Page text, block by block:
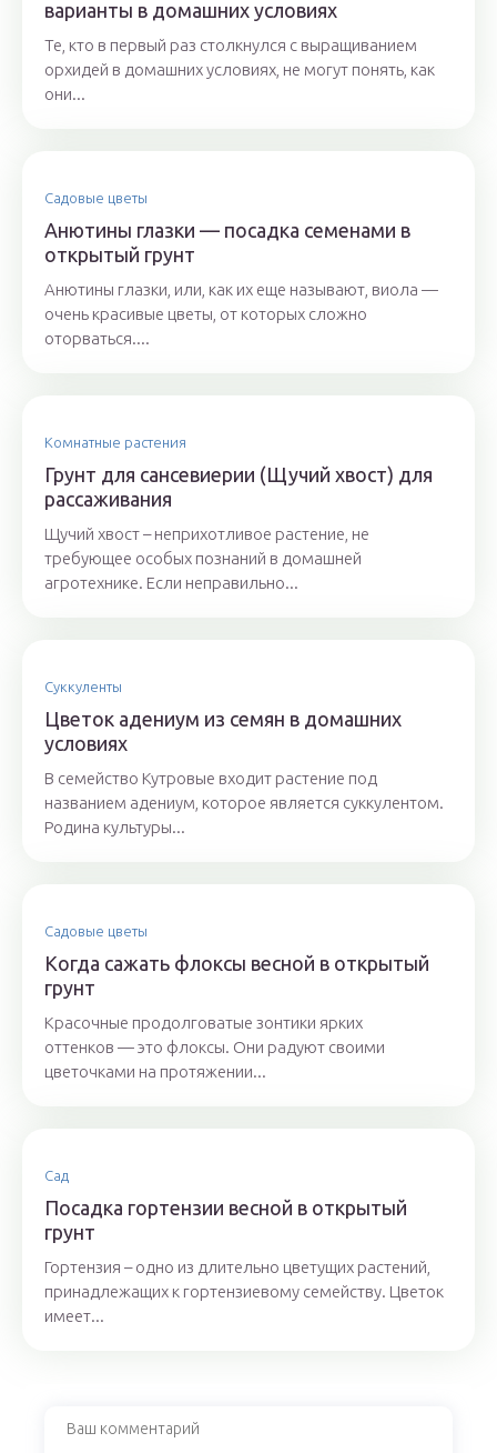
варианты в домашних условиях
Те, кто в первый раз столкнулся с выращиванием
орхидей в домашних условиях, не могут понять, как
они...
Садовые цветы
Анютины глазки — посадка семенами в
открытый грунт
Анютины глазки, или, как их еще называют, виола —
очень красивые цветы, от которых сложно
оторваться....
Комнатные растения
Грунт для сансевиерии (Щучий хвост) для
рассаживания
Щучий хвост – неприхотливое растение, не
требующее особых познаний в домашней
агротехнике. Если неправильно...
Суккуленты
Цветок адениум из семян в домашних
условиях
В семейство Кутровые входит растение под
названием адениум, которое является суккулентом.
Родина культуры...
Садовые цветы
Когда сажать флоксы весной в открытый
грунт
Красочные продолговатые зонтики ярких
оттенков — это флоксы. Они радуют своими
цветочками на протяжении...
Сад
Посадка гортензии весной в открытый
грунт
Гортензия – одно из длительно цветущих растений,
принадлежащих к гортензиевому семейству. Цветок
имеет...